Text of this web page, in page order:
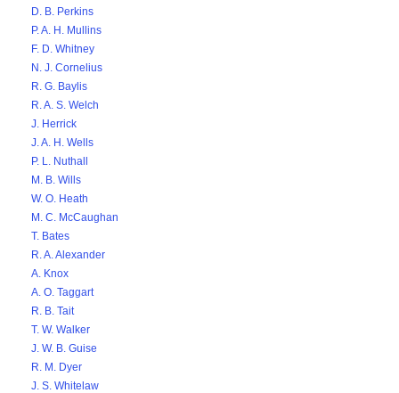
D. B. Perkins
P. A. H. Mullins
F. D. Whitney
N. J. Cornelius
R. G. Baylis
R. A. S. Welch
J. Herrick
J. A. H. Wells
P. L. Nuthall
M. B. Wills
W. O. Heath
M. C. McCaughan
T. Bates
R. A. Alexander
A. Knox
A. O. Taggart
R. B. Tait
T. W. Walker
J. W. B. Guise
R. M. Dyer
J. S. Whitelaw